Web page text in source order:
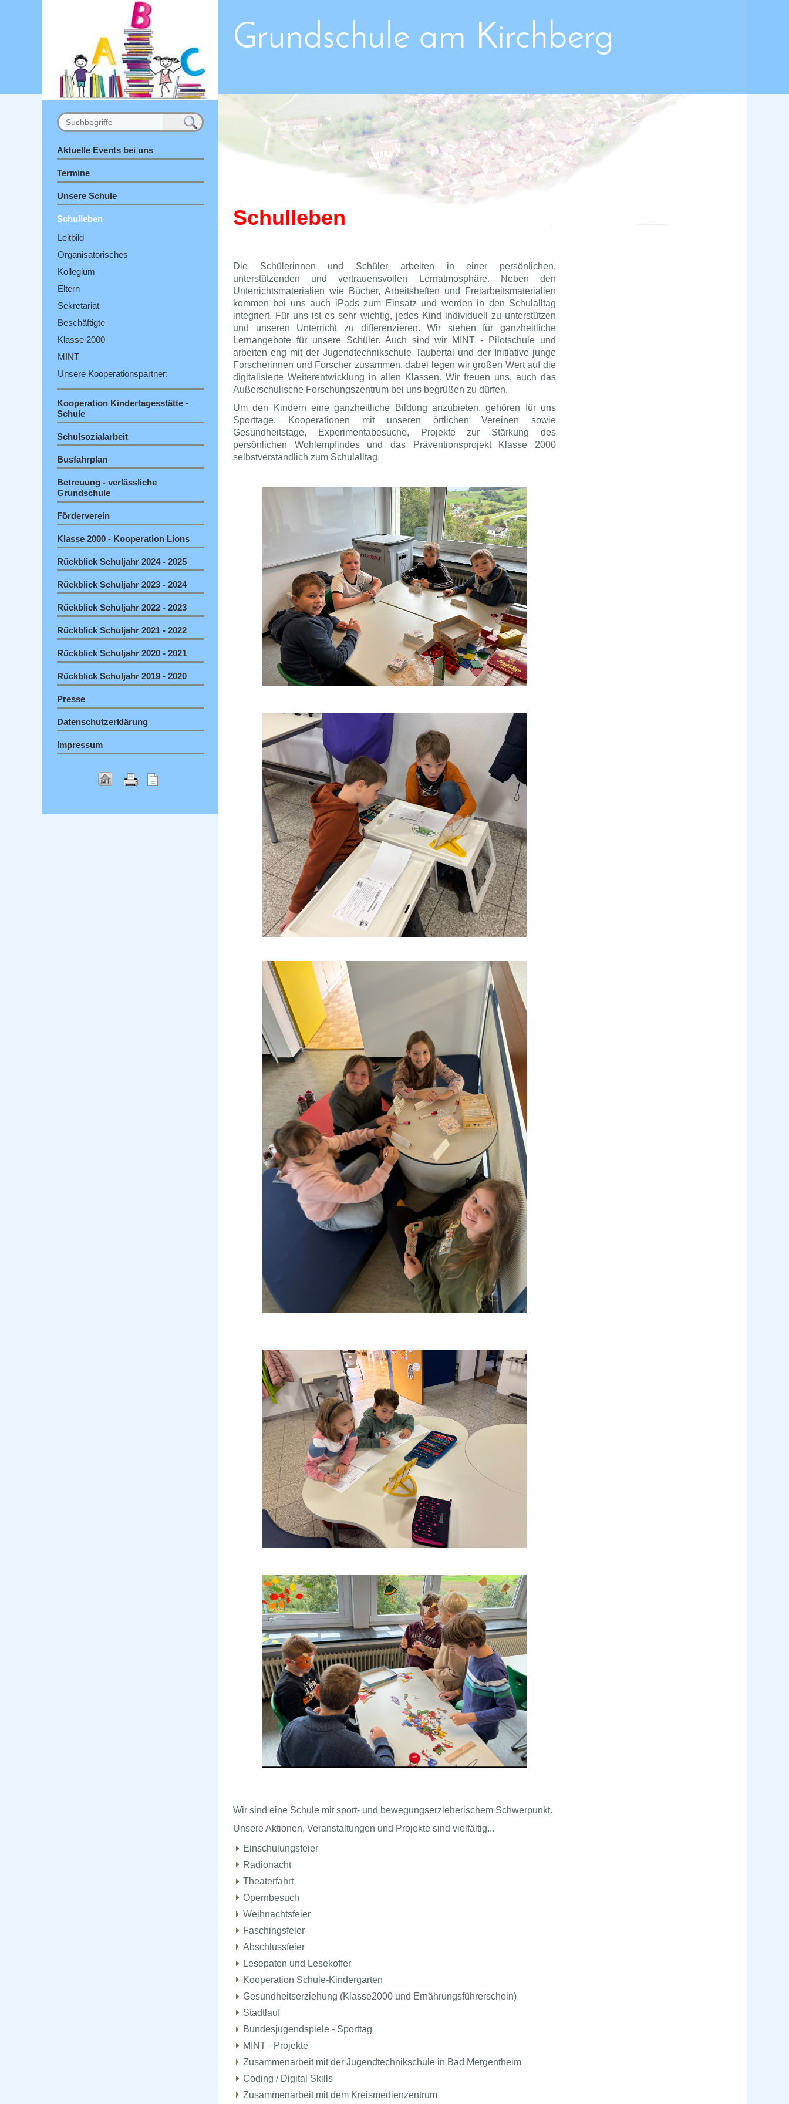
Grundschule am Kirchberg
Schulleben
Die Schülerinnen und Schüler arbeiten in einer persönlichen,
unterstützenden und vertrauensvollen Lernatmosphäre. Neben den
Unterrichtsmaterialien wie Bücher, Arbeitsheften und Freiarbeitsmaterialien
kommen bei uns auch iPads zum Einsatz und werden in den Schulalltag
integriert. Für uns ist es sehr wichtig, jedes Kind individuell zu unterstützen
und unseren Unterricht zu differenzieren. Wir stehen für ganzheitliche
Lernangebote für unsere Schüler. Auch sind wir MINT - Pilotschule und
arbeiten eng mit der Jugendtechnikschule Taubertal und der Initiative junge
Forscherinnen und Forscher zusammen, dabei legen wir großen Wert auf die
digitalisierte Weiterentwicklung in allen Klassen. Wir freuen uns, auch das
Außerschulische Forschungszentrum bei uns begrüßen zu dürfen.
Um den Kindern eine ganzheitliche Bildung anzubieten, gehören für uns
Sporttage, Kooperationen mit unseren örtlichen Vereinen sowie
Gesundheitstage, Experimentabesuche, Projekte zur Stärkung des
persönlichen Wohlempfindes und das Präventionsprojekt Klasse 2000
selbstverständlich zum Schulalltag.
Wir sind eine Schule mit sport- und bewegungserzieherischem Schwerpunkt.
Unsere Aktionen, Veranstaltungen und Projekte sind vielfältig...
Einschulungsfeier
Radionacht
Theaterfahrt
Opernbesuch
Weihnachtsfeier
Faschingsfeier
Abschlussfeier
Lesepaten und Lesekoffer
Kooperation Schule-Kindergarten
Gesundheitserziehung (Klasse2000 und Ernährungsführerschein)
Stadtlauf
Bundesjugendspiele - Sporttag
MINT - Projekte
Zusammenarbeit mit der Jugendtechnikschule in Bad Mergentheim
Coding / Digital Skills
Zusammenarbeit mit dem Kreismedienzentrum
Aktuelle Events bei uns
Termine
Unsere Schule
Schulleben
Leitbild
Organisatorisches
Kollegium
Eltern
Sekretariat
Beschäftigte
Klasse 2000
MINT
Unsere Kooperationspartner:
Kooperation Kindertagesstätte -
Schule
Schulsozialarbeit
Busfahrplan
Betreuung - verlässliche
Grundschule
Förderverein
Klasse 2000 - Kooperation Lions
Rückblick Schuljahr 2024 - 2025
Rückblick Schuljahr 2023 - 2024
Rückblick Schuljahr 2022 - 2023
Rückblick Schuljahr 2021 - 2022
Rückblick Schuljahr 2020 - 2021
Rückblick Schuljahr 2019 - 2020
Presse
Datenschutzerklärung
Impressum